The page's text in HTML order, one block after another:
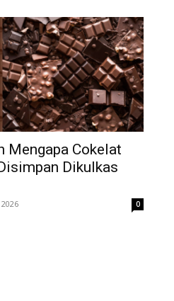
Mengapa Cokelat
Dikulkas
0